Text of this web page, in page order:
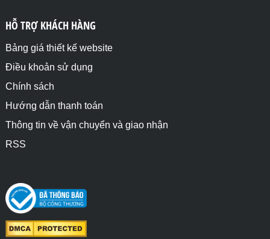
HỖ TRỢ KHÁCH HÀNG
Bảng giá thiết kế website
Điều khoản sử dụng
Chính sách
Hướng dẫn thanh toán
Thông tin về vận chuyển và giao nhận
RSS